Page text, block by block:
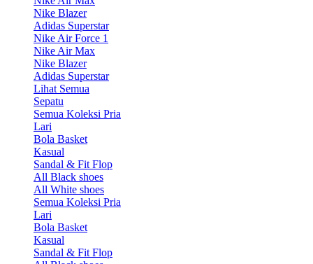
Nike Blazer
Adidas Superstar
Nike Air Force 1
Nike Air Max
Nike Blazer
Adidas Superstar
Lihat Semua
Sepatu
Semua Koleksi Pria
Lari
Bola Basket
Kasual
Sandal & Fit Flop
All Black shoes
All White shoes
Semua Koleksi Pria
Lari
Bola Basket
Kasual
Sandal & Fit Flop